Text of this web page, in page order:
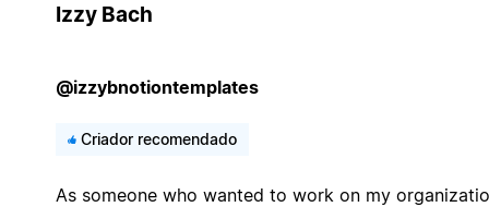
Izzy Bach
@izzybnotiontemplates
Criador recomendado
As someone who wanted to work on my